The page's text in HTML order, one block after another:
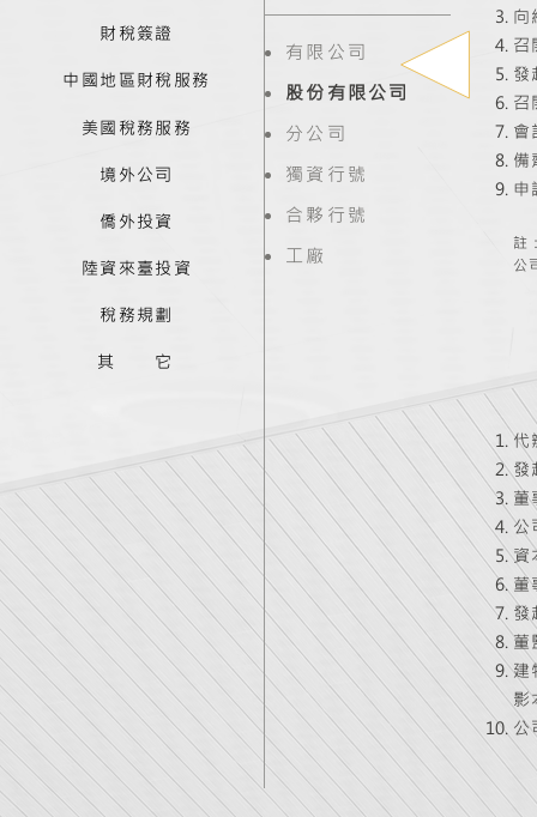
財稅簽證
中國地區財稅服務
美國稅務服務
境外公司
僑外投資
陸資來臺投資
稅務規劃
其 它
有限公司
股份有限公司
分公司
獨資行號
合夥行號
工廠
向
召
發
召
會
備
申
註
公
代
發
董
公
資
董
發
董
建
影
公